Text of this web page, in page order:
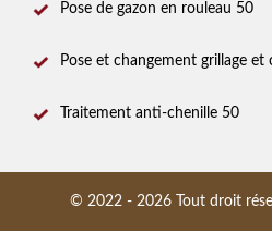
Pose de gazon en rouleau 50
Pose et changement grillage et
Traitement anti-chenille 50
© 2022 - 2026 Tout droit